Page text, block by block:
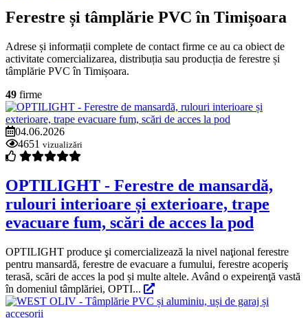
Ferestre și tâmplărie PVC în Timișoara
Adrese și informații complete de contact firme ce au ca obiect de
activitate comercializarea, distribuția sau producția de ferestre și
tâmplărie PVC în Timișoara.
49 firme
04.06.2026
4651 vizualizări
OPTILIGHT - Ferestre de mansardă,
rulouri interioare și exterioare, trape
evacuare fum, scări de acces la pod
OPTILIGHT produce şi comercializează la nivel naţional ferestre
pentru mansardă, ferestre de evacuare a fumului, ferestre acoperiş
terasă, scări de acces la pod și multe altele. Având o expeirenţă vastă
în domeniul tâmplăriei, OPTI...